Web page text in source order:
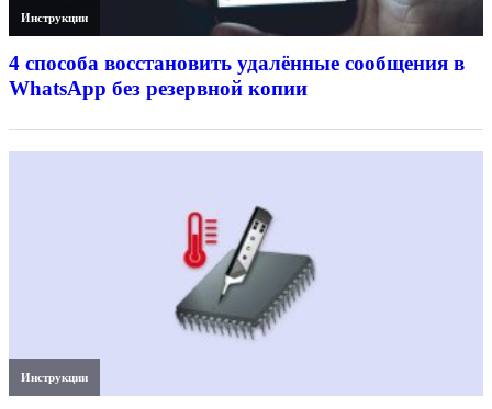
Инструкции
4 способа восстановить удалённые сообщения в
WhatsApp без резервной копии
Инструкции